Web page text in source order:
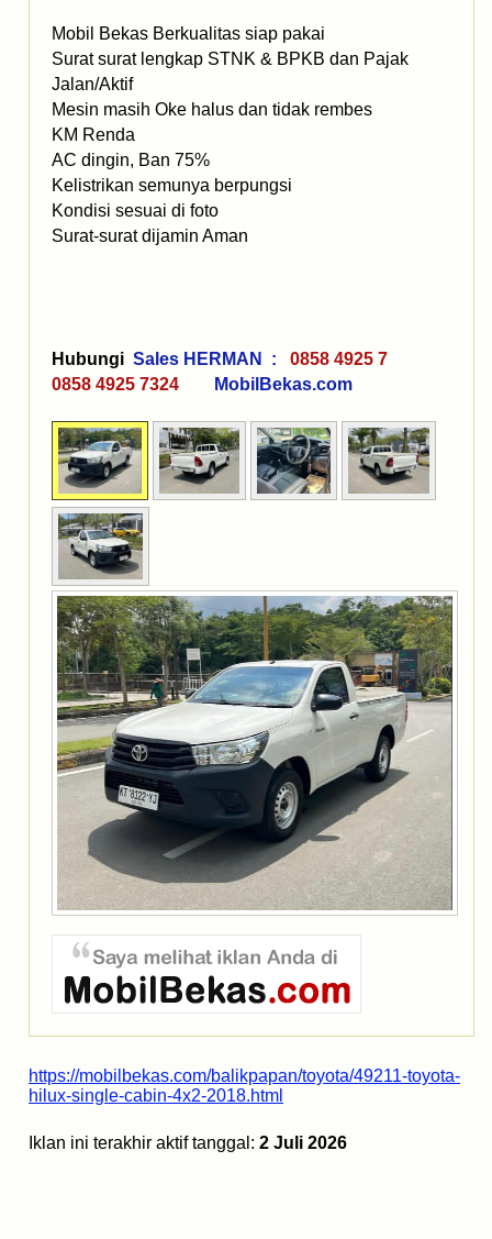
Mobil Bekas Berkualitas siap pakai
Surat surat lengkap STNK & BPKB dan Pajak
Jalan/Aktif
Mesin masih Oke halus dan tidak rembes
KM Renda
AC dingin, Ban 75%
Kelistrikan semunya berpungsi
Kondisi sesuai di foto
Surat-surat dijamin Aman
Hubungi Sales HERMAN :
0858 4925 7
0858 4925 7324
MobilBekas.com
https://mobilbekas.com/balikpapan/toyota/49211-toyota-
hilux-single-cabin-4x2-2018.html
Iklan ini terakhir aktif tanggal: 2 Juli 2026